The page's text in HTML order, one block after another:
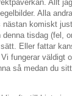
Allt
Alla
komiskt
tisdag (fel,
Eller fattar
fungerar väldigt
så medan du